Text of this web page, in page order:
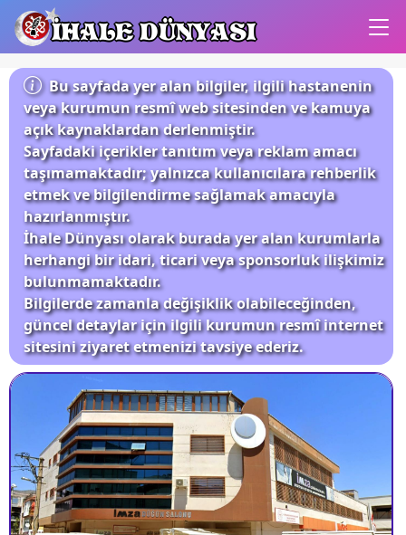
İHALE DÜNYASI
Bu sayfada yer alan bilgiler, ilgili hastanenin
veya kurumun resmî web sitesinden ve kamuya
açık kaynaklardan derlenmiştir.
Sayfadaki içerikler tanıtım veya reklam amacı
taşımamaktadır; yalnızca kullanıcılara rehberlik
etmek ve bilgilendirme sağlamak amacıyla
hazırlanmıştır.
İhale Dünyası olarak burada yer alan kurumlarla
herhangi bir idari, ticari veya sponsorluk ilişkimiz
bulunmamaktadır.
Bilgilerde zamanla değişiklik olabileceğinden,
güncel detaylar için ilgili kurumun resmî internet
sitesini ziyaret etmenizi tavsiye ederiz.